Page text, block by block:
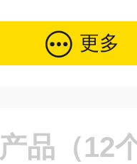
更多
产品（12